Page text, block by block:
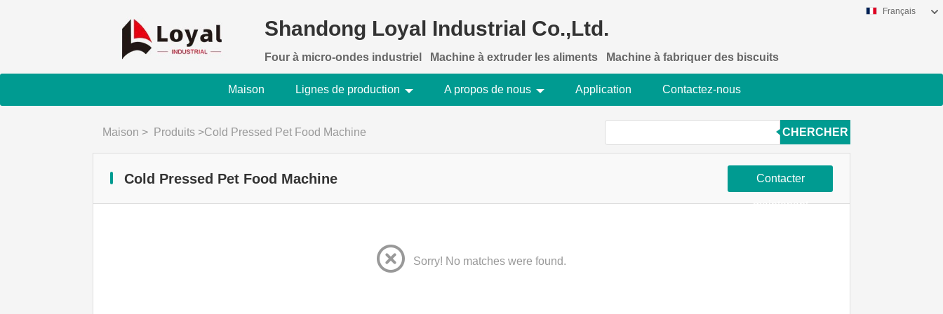
Shandong Loyal Industrial Co.,Ltd.
Four à micro-ondes industriel Machine à extruder les aliments Machine à fabriquer des biscuits
Français
Maison Lignes de production A propos de nous Application Contactez-nous
Maison > Produits >Cold Pressed Pet Food Machine CHERCHER
Cold Pressed Pet Food Machine Contacter
maintenant
Sorry! No matches were found.